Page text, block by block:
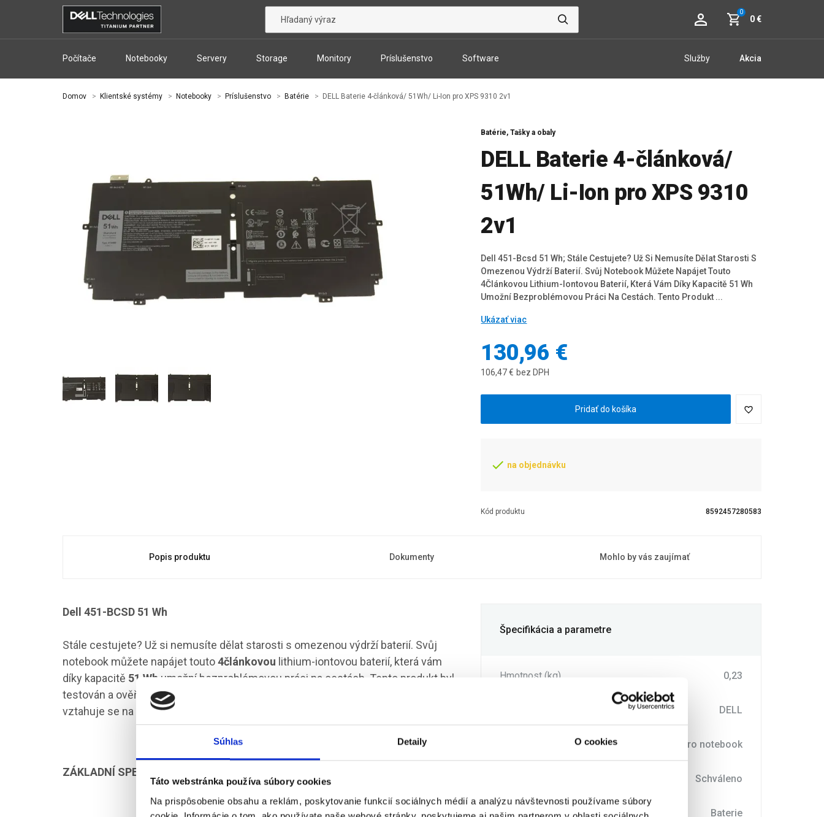
Súhlas Detaily O cookies
Táto webstránka používa súbory cookies
Na prispôsobenie obsahu a reklám, poskytovanie funkcií sociálnych médií a analýzu návštevnosti používame súbory
0
0 €
Počítače Notebooky Servery Storage Monitory Príslušenstvo Software Služby Akcia
Domov Klientské systémy Notebooky Príslušenstvo Batérie DELL Baterie 4-článková/ 51Wh/ Li-Ion pro XPS 9310 2v1
Batérie,Tašky a obaly
DELL Baterie 4-článková/
51Wh/ Li-Ion pro XPS 9310
2v1
Dell 451-Bcsd 51 Wh; Stále Cestujete? Už Si Nemusíte Dělat Starosti S
Omezenou Výdrží Baterií. Svůj Notebook Můžete Napájet Touto
4Článkovou Lithium-Iontovou Baterií, Která Vám Díky Kapacitě 51 Wh
Umožní Bezproblémovou Práci Na Cestách. Tento Produkt ...
Ukázať viac
130,96 €
106,47 € bez DPH
Pridať do košíka
na objednávku
Kód produktu 8592457280583
Popis produktu Dokumenty Mohlo by vás zaujímať
Dell 451-BCSD 51 Wh
Stále cestujete? Už si nemusíte dělat starosti s omezenou výdrží baterií. Svůj
notebook můžete napájet touto4článkovou lithium-iontovou baterií, která vám
díky kapacitě 51 Wh umožní bezproblémovou práci na cestách. Tento produkt byl
testován a ověřen v laboratořích Dell. Pokud jej použijete v notebooku Dell,
vztahuje se na něj technická podpora společnosti Dell.
ZÁKLADNÍ SPECIFIKACE
Špecifikácia a parametre
Hmotnost (kg) 0,23
DELL
pro notebook
Schváleno
Upřesnění typu Baterie